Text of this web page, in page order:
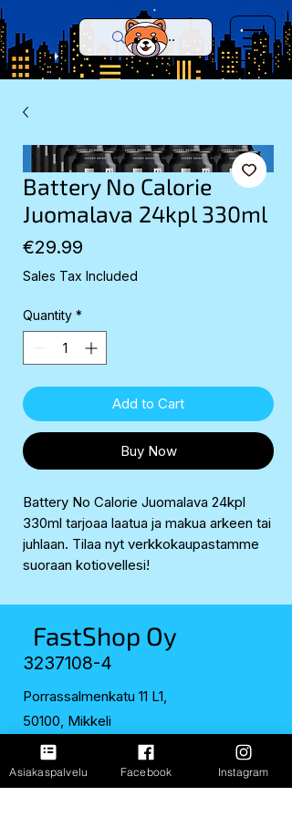
Battery No Calorie
Juomalava 24kpl 330ml
€29.99
Sales Tax Included
Quantity *
Add to Cart
Buy Now
Battery No Calorie Juomalava 24kpl
330ml tarjoaa laatua ja makua arkeen tai
juhlaan. Tilaa nyt verkkokaupastamme
suoraan kotiovellesi!
FastShop Oy
3237108-4
Porrassalmenkatu 11 L1,
50100, Mikkeli
+358 417 247 181
Asiakaspalvelu Facebook Instagram